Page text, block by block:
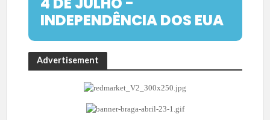
INDEPENDÊNCIA DOS EUA
Advertisement